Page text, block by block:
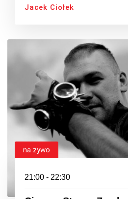
Jacek Ciołek
na żywo
21:00 - 22:30